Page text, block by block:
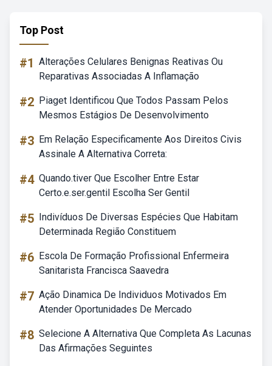
Top Post
#1 Alterações Celulares Benignas Reativas Ou
Reparativas Associadas A Inflamação
#2 Piaget Identificou Que Todos Passam Pelos
Mesmos Estágios De Desenvolvimento
#3 Em Relação Especificamente Aos Direitos Civis
Assinale A Alternativa Correta:
#4 Quando.tiver Que Escolher Entre Estar
Certo.e.ser.gentil Escolha Ser Gentil
#5 Indivíduos De Diversas Espécies Que Habitam
Determinada Região Constituem
#6 Escola De Formação Profissional Enfermeira
Sanitarista Francisca Saavedra
#7 Ação Dinamica De Individuos Motivados Em
Atender Oportunidades De Mercado
#8 Selecione A Alternativa Que Completa As Lacunas
Das Afirmações Seguintes